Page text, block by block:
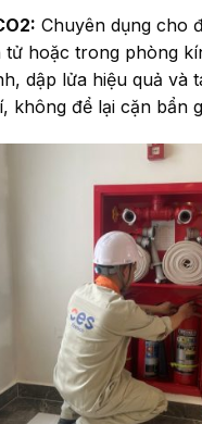
Chuyên dụng cho
tử hoặc trong phòng
dập lửa hiệu quả và
không để lại cặn bẩn